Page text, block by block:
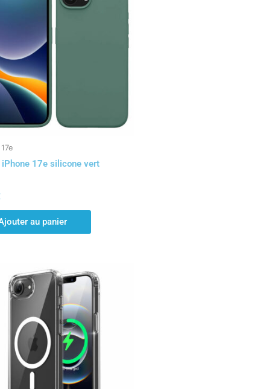
iPhone 17e silicone vert
au panier